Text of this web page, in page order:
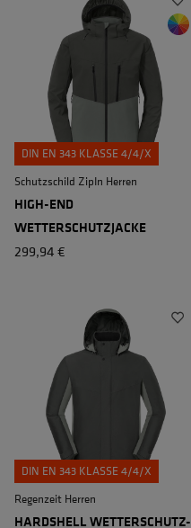
DIN EN 343 KLASSE 4/4/X
Schutzschild ZipIn Herren
HIGH-END
WETTERSCHUTZJACKE
299,94 €
DIN EN 343 KLASSE 4/4/X
Regenzeit Herren
HARDSHELL WETTERSCHUTZ-